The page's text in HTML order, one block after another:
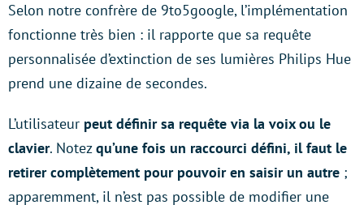
Selon notre confrère de 9to5google, l’implémentation
fonctionne très bien : il rapporte que sa requête
personnalisée d’extinction de ses lumières Philips Hue
prend une dizaine de secondes.
L’utilisateur peut définir sa requête via la voix ou le
clavier. Notezqu’une fois un raccourci défini, il faut le
retirer complètement pour pouvoir en saisir un autre ;
apparemment, il n’est pas possible de modifier une